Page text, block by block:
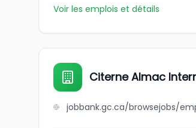
Voir les emplois et détails
Citerne Almac